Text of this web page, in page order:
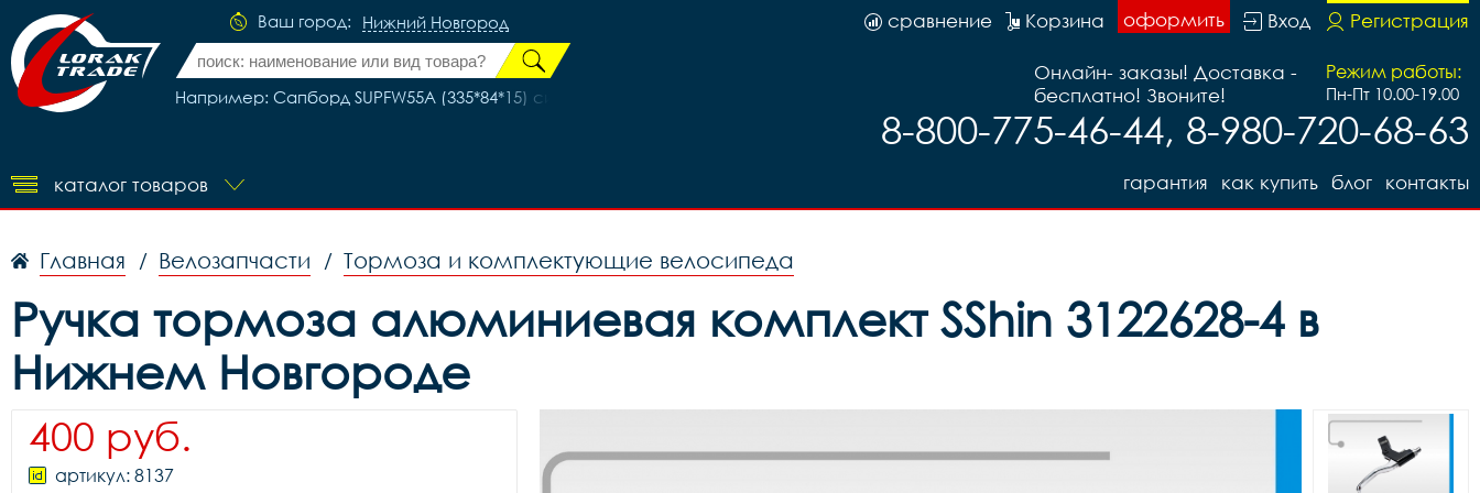
Ваш город: Нижний Новгород
Например: Сапборд SUPFW55A (335*84*15) сине-бирюзовый, код 78926
Регистрация
Вход
оформить
Корзина
сравнение
Режим работы:
Пн-Пт 10.00-19.00
Онлайн- заказы! Доставка -
бесплатно! Звоните!
8-800-775-46-44, 8-980-720-68-63
каталог товаров контакты
блог
как купить
гарантия
Главная / Велозапчасти / Тормоза и комплектующие велосипеда
Ручка тормоза алюминиевая комплект SShin 3122628-4 в
Нижнем Новгороде
400 руб.
артикул: 8137